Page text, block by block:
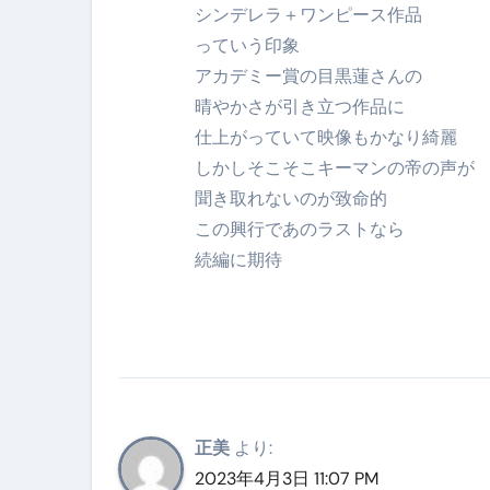
シンデレラ＋ワンピース作品
っていう印象
アカデミー賞の目黒蓮さんの
晴やかさが引き立つ作品に
仕上がっていて映像もかなり綺麗
しかしそこそこキーマンの帝の声が
聞き取れないのが致命的
この興行であのラストなら
続編に期待
正美 より:
2023年4月3日 11:07 PM